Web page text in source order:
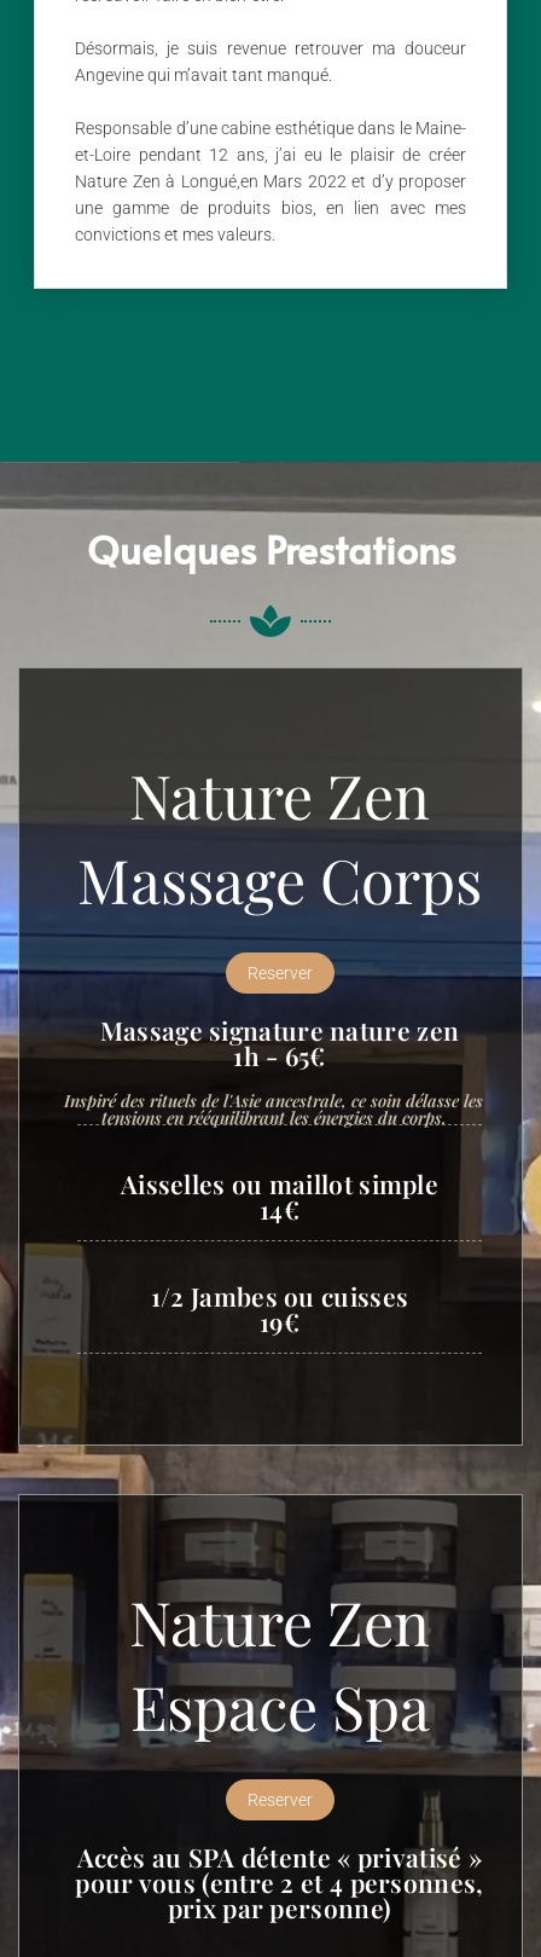
Désormais, je suis revenue retrouver ma douceur
Angevine qui m’avait tant manqué.
Responsable d’une cabine esthétique dans le Maine-
et-Loire pendant 12 ans, j’ai eu le plaisir de créer
Nature Zen à Longué,en Mars 2022 et d’y proposer
une gamme de produits bios, en lien avec mes
convictions et mes valeurs.
Quelques Prestations
Nature Zen
Massage Corps
Reserver
Massage signature nature zen
1h - 65€
Inspiré des rituels de l'Asie ancestrale, ce soin délasse les
tensions en rééquilibrant les énergies du corps.
Aisselles ou maillot simple
14€
1/2 Jambes ou cuisses
19€
Nature Zen
Espace Spa
Reserver
Accès au SPA détente « privatisé »
pour vous (entre 2 et 4 personnes,
prix par personne)